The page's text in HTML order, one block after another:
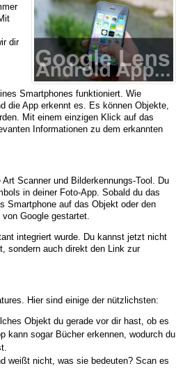
dir
Smartphones funktioniert. Wie
die App erkennt es. Es können Objekte,
Mit einem einzigen Klick auf das
Informationen zu dem erkannten
Scanner und Bilderkennungs-Tool. Du
in deiner Foto-App. Sobald du das
Smartphone auf das Objekt oder den
Google gestartet.
integriert wurde. Du kannst jetzt nicht
sondern auch direkt den Link zur
Hier sind einige der nützlichsten:
Objekt du gerade vor dir hast, ob es
kann sogar Bücher erkennen, wodurch du
weißt nicht, was sie bedeuten? Scan es